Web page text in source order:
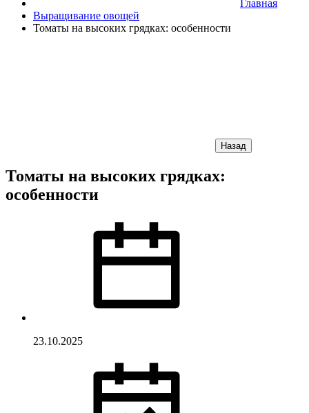
Главная
Выращивание овощей
Томаты на высоких грядках: особенности
Назад
Томаты на высоких грядках:
особенности
23.10.2025